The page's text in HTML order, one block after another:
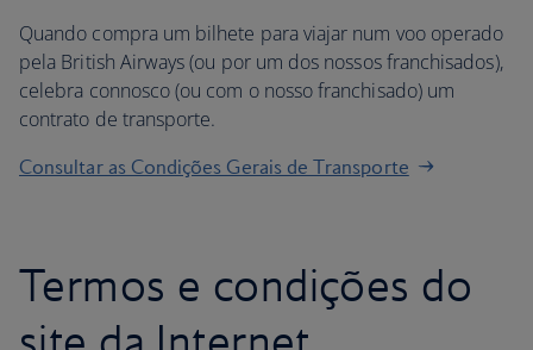
Quando compra um bilhete para viajar num voo operado
pela British Airways (ou por um dos nossos franchisados),
celebra connosco (ou com o nosso franchisado) um
contrato de transporte.
Consultar as Condições Gerais de Transporte
Termos e condições do